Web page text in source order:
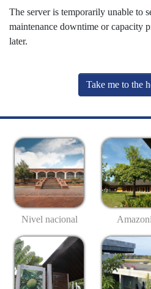
The server is temporarily unable to
maintenance downtime or capacity
later.
Take me to the
Nivel nacional